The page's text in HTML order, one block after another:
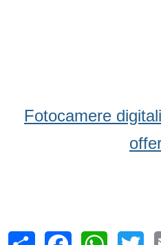
Fotocamere